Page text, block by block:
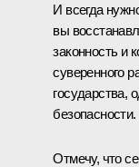
И всегда
вы
законность и
суверенного
государства,
безопасности.
Отмечу, что